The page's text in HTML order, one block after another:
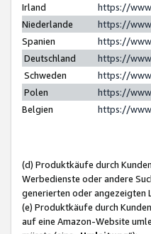
Irland
https://
Niederlande
https://
Spanien
https://
Deutschland
https://
Schweden
https://
Polen
https://
Belgien
https://
(d) Produktkäufe durch
Werbedienste oder andere
generierten oder angezeigten
(e) Produktkäufe durch
auf eine Amazon-Website